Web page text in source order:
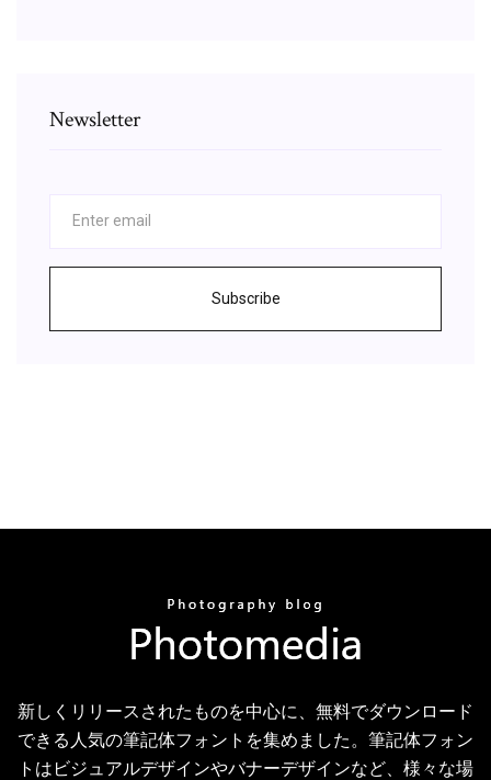
Newsletter
Subscribe
新しくリリースされたものを中心に、無料でダウンロード
できる人気の筆記体フォントを集めました。筆記体フォン
トはビジュアルデザインやバナーデザインなど、様々な場